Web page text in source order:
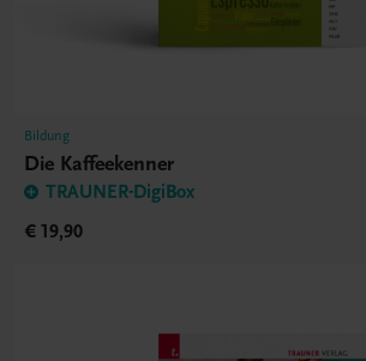
Bildung
Die Kaffeekenner
TRAUNER-DigiBox
€ 19,90